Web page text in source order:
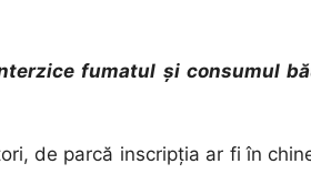
fumatul şi consumul
de parcă inscripţia ar fi în